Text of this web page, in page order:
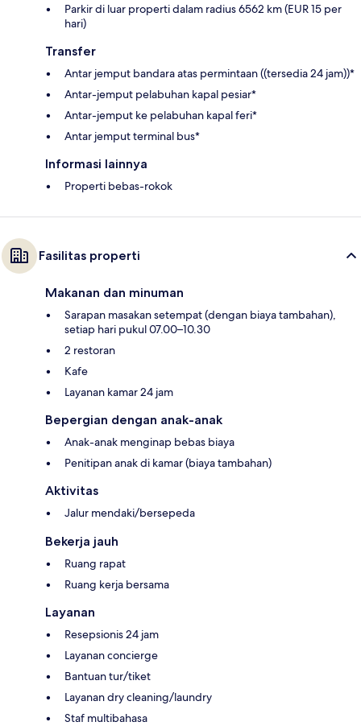
Parkir di luar properti dalam radius 6562 km (EUR 15 per
hari)
Transfer
Antar jemput bandara atas permintaan ((tersedia 24 jam))*
Antar-jemput pelabuhan kapal pesiar*
Antar-jemput ke pelabuhan kapal feri*
Antar jemput terminal bus*
Informasi lainnya
Properti bebas-rokok
Fasilitas properti
Makanan dan minuman
Sarapan masakan setempat (dengan biaya tambahan),
setiap hari pukul 07.00–10.30
2 restoran
Kafe
Layanan kamar 24 jam
Bepergian dengan anak-anak
Anak-anak menginap bebas biaya
Penitipan anak di kamar (biaya tambahan)
Aktivitas
Jalur mendaki/bersepeda
Bekerja jauh
Ruang rapat
Ruang kerja bersama
Layanan
Resepsionis 24 jam
Layanan concierge
Bantuan tur/tiket
Layanan dry cleaning/laundry
Staf multibahasa